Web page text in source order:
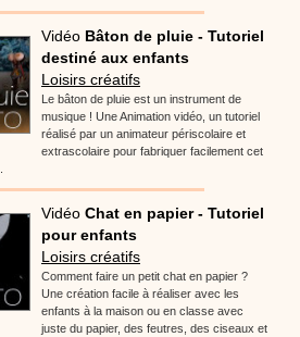
Vidéo Bâton de pluie - Tutoriel
destiné aux enfants
Loisirs créatifs
Le bâton de pluie est un instrument de
musique ! Une Animation vidéo, un tutoriel
réalisé par un animateur périscolaire et
extrascolaire pour fabriquer facilement cet
Vidéo Chat en papier - Tutoriel
pour enfants
Loisirs créatifs
Comment faire un petit chat en papier ?
Une création facile à réaliser avec les
enfants à la maison ou en classe avec
juste du papier, des feutres, des ciseaux et